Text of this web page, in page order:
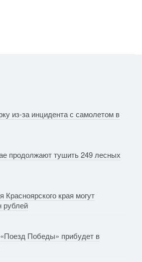
из-за инцидента с самолетом в
продолжают тушить 249 лесных
края могут
рублей
Победы» прибудет в